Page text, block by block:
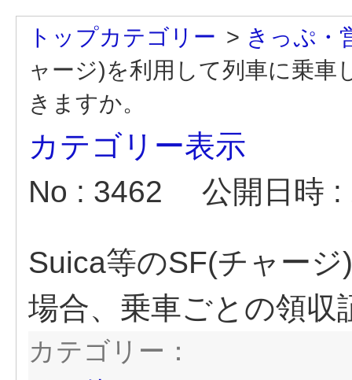
トップカテゴリー > きっぷ・
ャージ)を利用して列車に乗車
きますか。
カテゴリー表示
No : 3462
公開日時
Suica等のSF(チャー
場合、乗車ごとの領収
カテゴリー：